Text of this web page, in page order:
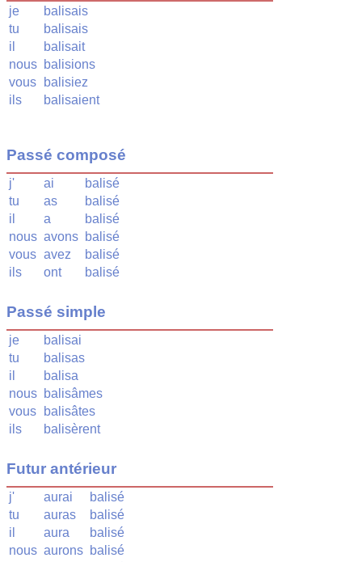
je
balisais
tu
balisais
il
balisait
nous balisions
vous
balisiez
ils
balisaient
Passé composé
j' ai
balisé
tu
as
balisé
il
a
balisé
nous avons balisé
vous avez
balisé
ils
ont balisé
Passé simple
je
balisai
tu
balisas
il
balisa
nous balisâmes
vous
balisâtes
ils
balisèrent
Futur antérieur
j' aurai
balisé
tu
auras
balisé
il
aura
balisé
nous aurons balisé